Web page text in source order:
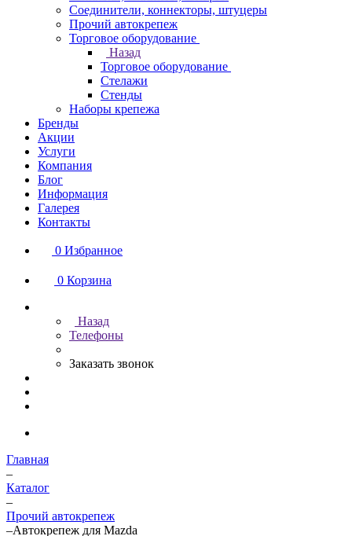
Соединители, коннекторы, штуцеры
Прочий автокрепеж
Торговое оборудование
Назад
Торговое оборудование
Стелажи
Стенды
Наборы крепежа
Бренды
Акции
Услуги
Компания
Блог
Информация
Галерея
Контакты
0 Избранное
0 Корзина
Назад
Телефоны
Заказать звонок
Главная
–
Каталог
–
Прочий автокрепеж
–Автокрепеж для Mazda